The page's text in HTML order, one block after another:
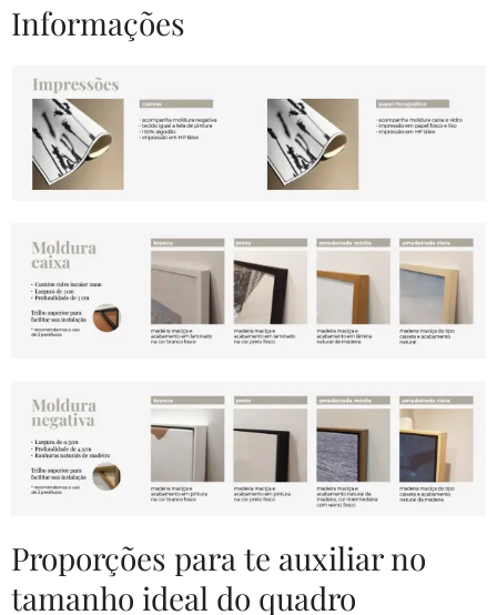
Informações
Proporções para te auxiliar no
tamanho ideal do quadro